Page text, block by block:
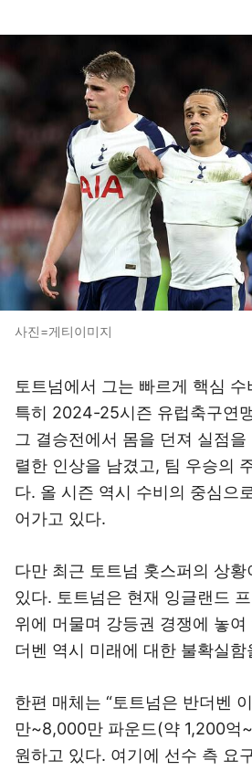
사진=게티이미지
토트넘에서 그는 빠르게 핵심
특히 2024-25시즌 유럽축구연
그 결승전에서 몸을 던져 실점
렬한 인상을 남겼고, 팀 우승의
다. 올 시즌 역시 수비의 중심으
어가고 있다.
다만 최근 토트넘 홋스퍼의 상황
있다. 토트넘은 현재 잉글랜드
위에 머물며 강등권 경쟁에 놓
더벤 역시 미래에 대한 불확실함
한편 매체는 “토트넘은 반더벤
만~8,000만 파운드(약 1,200억
원하고 있다. 여기에 선수 측 요